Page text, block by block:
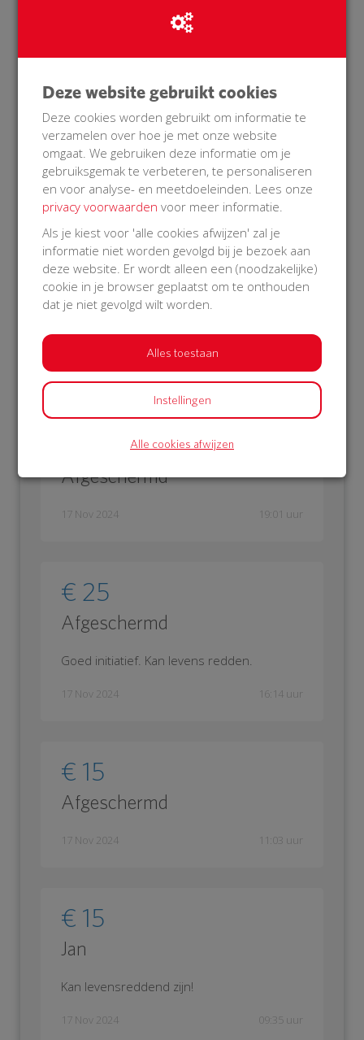
belangrijk! Super goed initiatief.
€ 50
Anouck
Mooi initiatief!
€ 15
Afgeschermd
Afgeschermd
17 Nov 2024 19:01 uur
€ 25
Afgeschermd
Goed initiatief. Kan levens redden.
17 Nov 2024 16:14 uur
€ 15
Afgeschermd
17 Nov 2024 11:03 uur
€ 15
Jan
Kan levensreddend zijn!
17 Nov 2024 09:35 uur
Deze website gebruikt cookies
Deze cookies worden gebruikt om informatie te
verzamelen over hoe je met onze website
omgaat. We gebruiken deze informatie om je
gebruiksgemak te verbeteren, te personaliseren
en voor analyse- en meetdoeleinden. Lees onze
privacy voorwaarden voor meer informatie.
Als je kiest voor 'alle cookies afwijzen' zal je
informatie niet worden gevolgd bij je bezoek aan
deze website. Er wordt alleen een (noodzakelijke)
cookie in je browser geplaatst om te onthouden
dat je niet gevolgd wilt worden.
Alles toestaan
Instellingen
Alle cookies afwijzen